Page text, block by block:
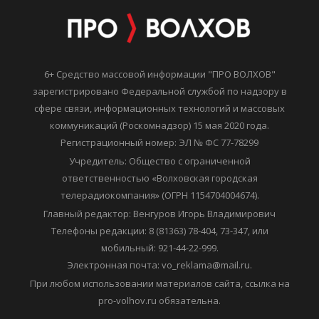
6+ Средство массовой информации "ПРО ВОЛХОВ"
зарегистрировано Федеральной службой по надзору в
сфере связи, информационных технологий и массовых
коммуникаций (Роскомнадзор) 15 мая 2020 года.
Регистрационный номер: ЭЛ № ФС 77-78299
Учредитель: Общество с ограниченной
ответственностью «Волховская городская
телерадиокомпания» (ОГРН 1154704004674).
Главный редактор: Венгуров Игорь Владимирович
Телефоны редакции: 8 (81363) 78-404, 73-347, или
Электронная почта: vo_reklama@mail.ru.